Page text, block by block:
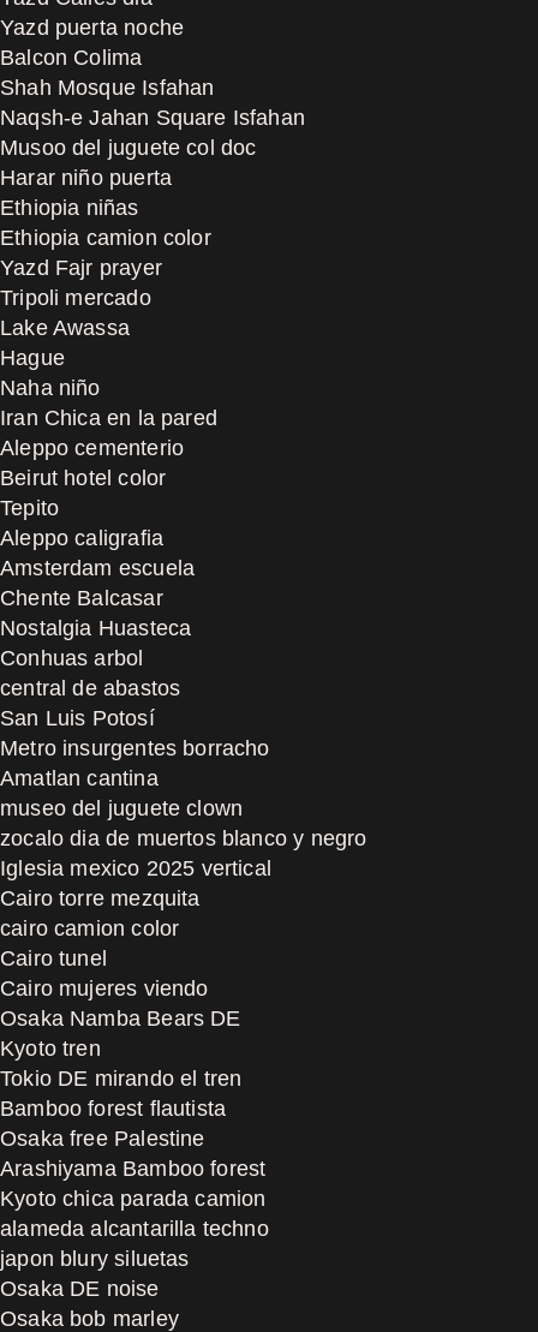
Yazd puerta noche
Balcon Colima
Shah Mosque Isfahan
Naqsh-e Jahan Square Isfahan
Musoo del juguete col doc
Harar niño puerta
Ethiopia niñas
Ethiopia camion color
Yazd Fajr prayer
Tripoli mercado
Lake Awassa
Hague
Naha niño
Iran Chica en la pared
Aleppo cementerio
Beirut hotel color
Tepito
Aleppo caligrafia
Amsterdam escuela
Chente Balcasar
Nostalgia Huasteca
Conhuas arbol
central de abastos
San Luis Potosí
Metro insurgentes borracho
Amatlan cantina
museo del juguete clown
zocalo dia de muertos blanco y negro
Iglesia mexico 2025 vertical
Cairo torre mezquita
cairo camion color
Cairo tunel
Cairo mujeres viendo
Osaka Namba Bears DE
Kyoto tren
Tokio DE mirando el tren
Bamboo forest flautista
Osaka free Palestine
Arashiyama Bamboo forest
Kyoto chica parada camion
alameda alcantarilla techno
japon blury siluetas
Osaka DE noise
Osaka bob marley